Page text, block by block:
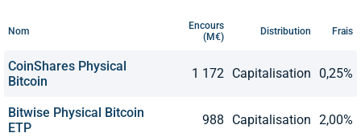
Nom
Encours
(M€)
Distribution Frais
CoinShares Physical
Bitcoin
1 172 Capitalisation 0,25%
Bitwise Physical Bitcoin
ETP
988 Capitalisation 2,00%